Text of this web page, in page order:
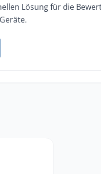
Lösung für die